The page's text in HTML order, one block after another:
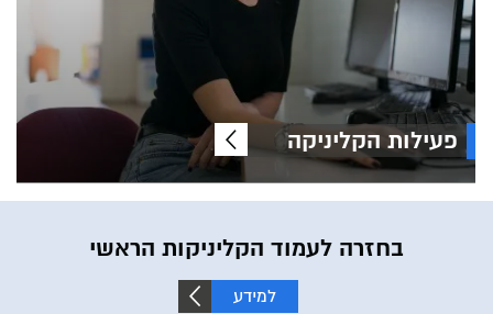
פעילות הקליניקה
בחזרה לעמוד הקליניקות הראשי
למידע